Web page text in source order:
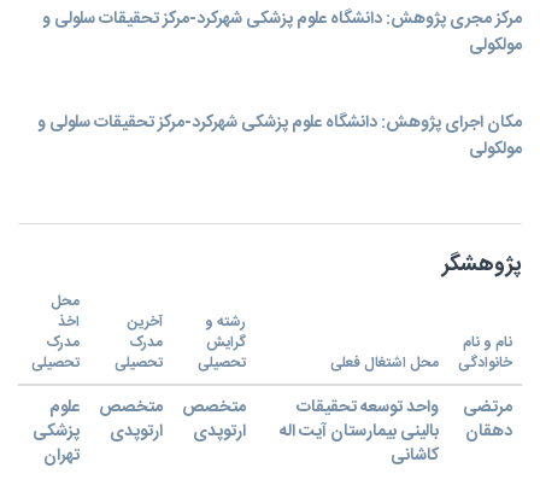
مرکز مجری پژوهش: دانشگاه علوم پزشکی شهرکرد-مرکز تحقیقات سلولی و
مولکولی
مکان اجرای پژوهش: دانشگاه علوم پزشکی شهرکرد-مرکز تحقیقات سلولی و
مولکولی
پژوهشگر
نام و نام
خانوادگی
محل اشتغال فعلی
رشته و
گرایش
تحصیلی
آخرین
مدرک
تحصیلی
محل
اخذ
مدرک
تحصیلی
مرتضی
دهقان
واحد توسعه تحقیقات
بالینی بیمارستان آیت اله
کاشانی
متخصص
ارتوپدی
متخصص
ارتوپدی
علوم
پزشکی
تهران